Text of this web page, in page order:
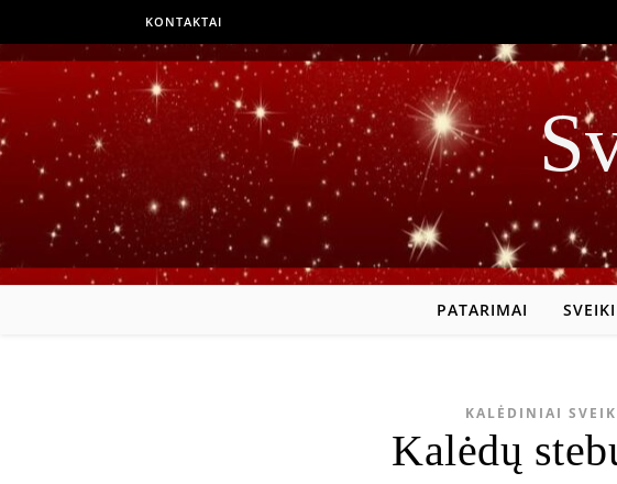
KONTAKTAI
PATARIMAI
KALĖDINIAI
Kalėdų